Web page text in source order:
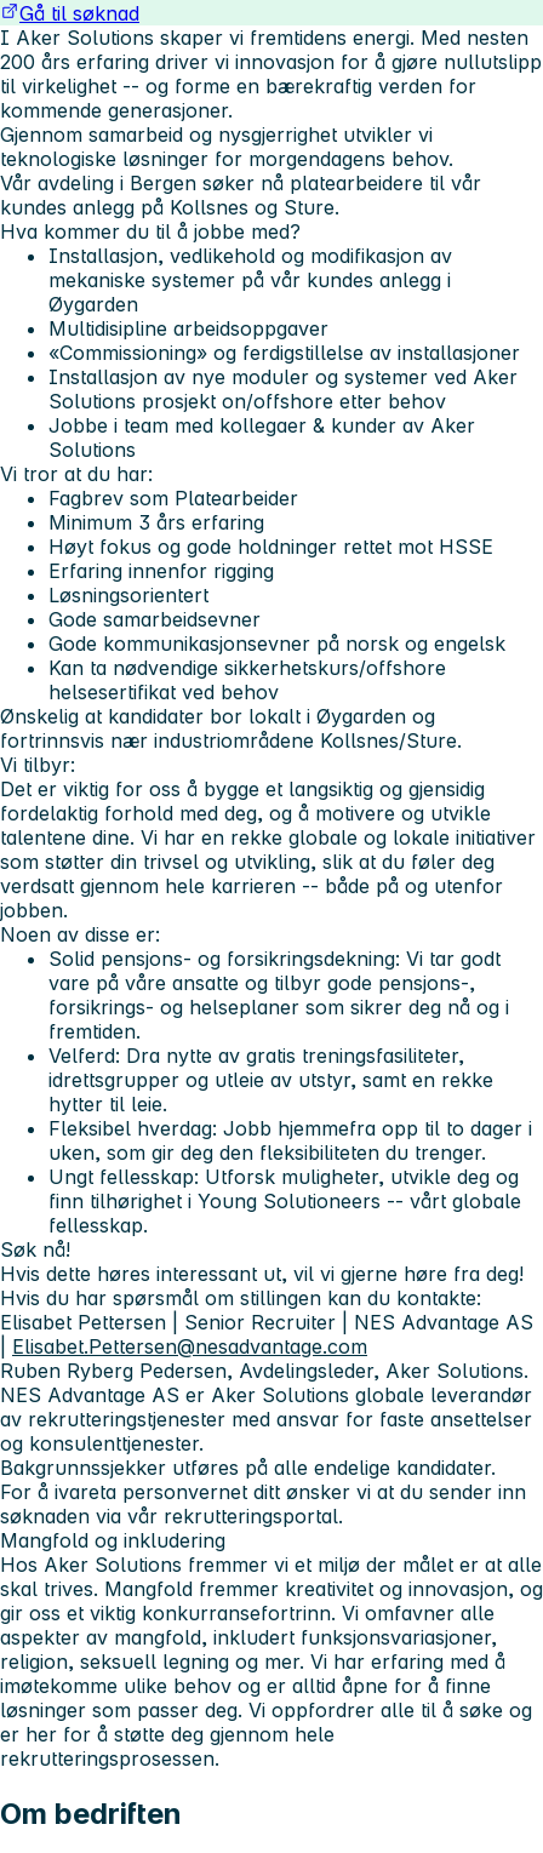
Gå til søknad
I Aker Solutions skaper vi fremtidens energi. Med nesten
200 års erfaring driver vi innovasjon for å gjøre nullutslipp
til virkelighet -- og forme en bærekraftig verden for
kommende generasjoner.
Gjennom samarbeid og nysgjerrighet utvikler vi
teknologiske løsninger for morgendagens behov.
Vår avdeling i Bergen søker nå platearbeidere til vår
kundes anlegg på Kollsnes og Sture.
Hva kommer du til å jobbe med?
Installasjon, vedlikehold og modifikasjon av
mekaniske systemer på vår kundes anlegg i
Øygarden
Multidisipline arbeidsoppgaver
«Commissioning» og ferdigstillelse av installasjoner
Installasjon av nye moduler og systemer ved Aker
Solutions prosjekt on/offshore etter behov
Jobbe i team med kollegaer & kunder av Aker
Solutions
Vi tror at du har:
Fagbrev som Platearbeider
Minimum 3 års erfaring
Høyt fokus og gode holdninger rettet mot HSSE
Erfaring innenfor rigging
Løsningsorientert
Gode samarbeidsevner
Gode kommunikasjonsevner på norsk og engelsk
Kan ta nødvendige sikkerhetskurs/offshore
helsesertifikat ved behov
Ønskelig at kandidater bor lokalt i Øygarden og
fortrinnsvis nær industriområdene Kollsnes/Sture.
Vi tilbyr:
Det er viktig for oss å bygge et langsiktig og gjensidig
fordelaktig forhold med deg, og å motivere og utvikle
talentene dine. Vi har en rekke globale og lokale initiativer
som støtter din trivsel og utvikling, slik at du føler deg
verdsatt gjennom hele karrieren -- både på og utenfor
jobben.
Noen av disse er:
Solid pensjons- og forsikringsdekning: Vi tar godt
vare på våre ansatte og tilbyr gode pensjons-,
forsikrings- og helseplaner som sikrer deg nå og i
fremtiden.
Velferd: Dra nytte av gratis treningsfasiliteter,
idrettsgrupper og utleie av utstyr, samt en rekke
hytter til leie.
Fleksibel hverdag: Jobb hjemmefra opp til to dager i
uken, som gir deg den fleksibiliteten du trenger.
Ungt fellesskap: Utforsk muligheter, utvikle deg og
finn tilhørighet i Young Solutioneers -- vårt globale
fellesskap.
Søk nå!
Hvis dette høres interessant ut, vil vi gjerne høre fra deg!
Hvis du har spørsmål om stillingen kan du kontakte:
Elisabet Pettersen | Senior Recruiter | NES Advantage AS
Elisabet.Pettersen@nesadvantage.com
Ruben Ryberg Pedersen, Avdelingsleder, Aker Solutions.
NES Advantage AS er Aker Solutions globale leverandør
av rekrutteringstjenester med ansvar for faste ansettelser
og konsulenttjenester.
Bakgrunnssjekker utføres på alle endelige kandidater.
For å ivareta personvernet ditt ønsker vi at du sender inn
søknaden via vår rekrutteringsportal.
Mangfold og inkludering
Hos Aker Solutions fremmer vi et miljø der målet er at alle
skal trives. Mangfold fremmer kreativitet og innovasjon, og
gir oss et viktig konkurransefortrinn. Vi omfavner alle
aspekter av mangfold, inkludert funksjonsvariasjoner,
religion, seksuell legning og mer. Vi har erfaring med å
imøtekomme ulike behov og er alltid åpne for å finne
løsninger som passer deg. Vi oppfordrer alle til å søke og
er her for å støtte deg gjennom hele
rekrutteringsprosessen.
Om bedriften